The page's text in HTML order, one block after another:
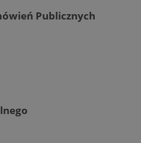
Publicznych